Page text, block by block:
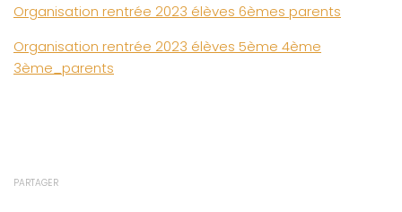
Organisation rentrée 2023 élèves 6èmes parents
Organisation rentrée 2023 élèves 5ème 4ème
3ème_parents
PARTAGER